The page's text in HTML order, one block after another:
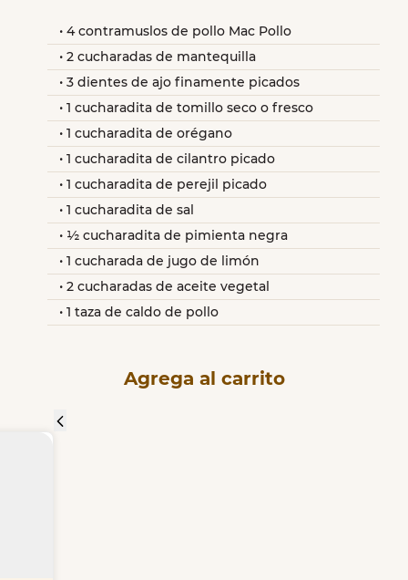
4 contramuslos de pollo Mac Pollo
2 cucharadas de mantequilla
3 dientes de ajo finamente picados
1 cucharadita de tomillo seco o fresco
1 cucharadita de orégano
1 cucharadita de cilantro picado
1 cucharadita de perejil picado
1 cucharadita de sal
½ cucharadita de pimienta negra
1 cucharada de jugo de limón
2 cucharadas de aceite vegetal
1 taza de caldo de pollo
Agrega al carrito